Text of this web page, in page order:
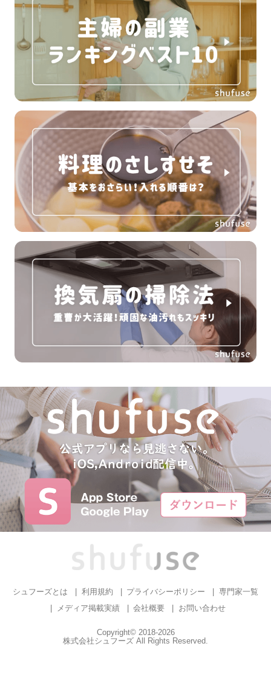
シュフーズとは 利用規約 プライバシーポリシー
専門家一覧
メディア掲載実績
会社概要 お問い合わせ
Copyright© 2018-2026
株式会社シュフーズ All Rights Reserved.